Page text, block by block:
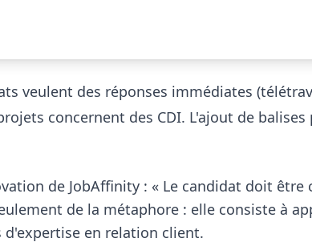
veulent des réponses immédiates
concernent des CDI. L'ajout de balises
de JobAffinity : « Le candidat doit être
de la métaphore : elle consiste à
d'expertise en relation client.